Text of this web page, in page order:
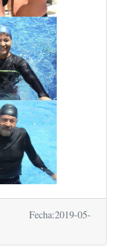
Fecha:2019-05-